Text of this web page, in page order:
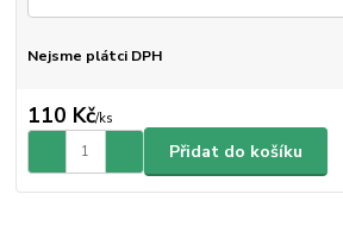
Nejsme plátci DPH
110 Kč/ks
Přidat do košíku